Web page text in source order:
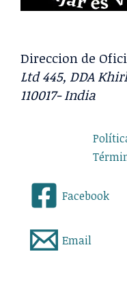
Direccion de
Ltd 445, DDA
110017- India
Facebook
Email